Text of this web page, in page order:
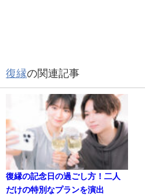
復縁の関連記事
復縁の記念日の過ごし方！二人
だけの特別なプランを演出